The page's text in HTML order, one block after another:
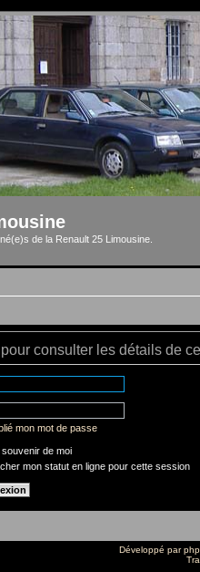
de la Renault 25 Limousine.
consulter les détails de
mon mot de passe
souvenir de moi
mon statut en ligne pour cette session
Développé par